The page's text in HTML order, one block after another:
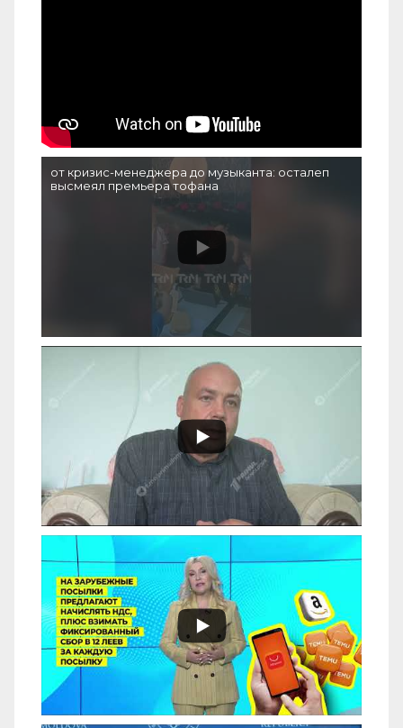
от кризис-менеджера до музыканта: осталеп
высмеял премьера тофана